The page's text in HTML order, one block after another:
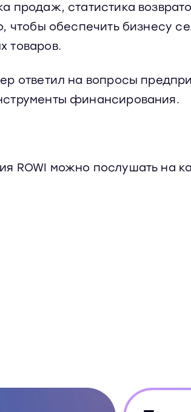
продаж, статистика
чтобы обеспечить бизнесу
товаров.
ответил на вопросы
финансирования.
ROWI можно послушать на